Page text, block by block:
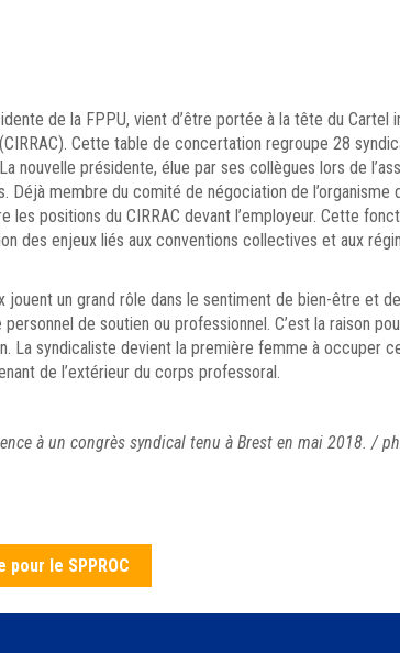
de la FPPU, vient d’être portée à la tête du
Cette table de concertation regroupe 28
nouvelle présidente, élue par ses collègues lors de
Déjà membre du comité de négociation de
les positions du CIRRAC devant l’employeur. Cette
des enjeux liés aux conventions collectives et aux
jouent un grand rôle dans le sentiment de bien-être et
de soutien ou professionnel. C’est la raison
La syndicaliste devient la première femme à occuper
de l’extérieur du corps professoral.
à un congrès syndical tenu à Brest en mai 2018. /
pour le SPPROC